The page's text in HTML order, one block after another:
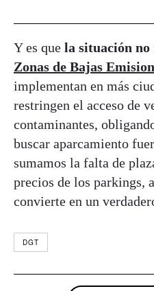
Y es que la situación no
Zonas de Bajas
implementan en más
restringen el acceso de
contaminantes,
buscar aparcamiento
sumamos la falta de
precios de los parkings,
convierte en un
DGT